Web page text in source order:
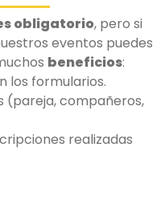
obligatorio, pero si
eventos puedes
beneficios:
los formularios.
(pareja, compañeros,
realizadas